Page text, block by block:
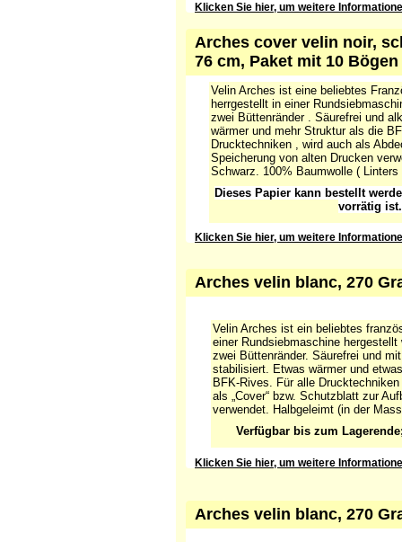
Klicken Sie hier, um weitere
Arches cover velin noir,
76 cm, Paket mit 10 Bögen
Velin Arches ist eine beliebtes
herrgestellt in einer
zwei Büttenränder . Säurefrei und
wärmer und mehr Struktur als die
Drucktechniken , wird auch als
Speicherung von alten Drucken
Schwarz. 100% Baumwolle ( Linters
Dieses Papier kann bestellt
vorrätig ist.
Klicken Sie hier, um weitere
Arches velin blanc, 270
Velin Arches ist ein beliebtes
einer Rundsiebmaschine
zwei Büttenränder. Säurefrei und
stabilisiert. Etwas wärmer und
BFK-Rives. Für alle
als „Cover“ bzw. Schutzblatt zur
verwendet. Halbgeleimt (in der
Verfügbar bis zum
Klicken Sie hier, um weitere
Arches velin blanc, 270